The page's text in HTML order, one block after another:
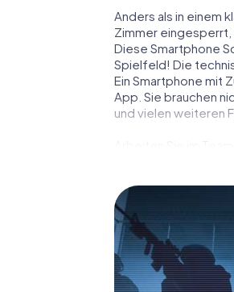
Anders als in einem
Zimmer
Diese Smartphone
Spielfeld! Die
Ein Smartphone mit
App. Sie brauchen
und vielen weiteren
Arbeiten Sie im
Gegensatz zu
sich mit Ihrem Team
persönlichen
Ihrem ganz
und Geheimagenten
Room!